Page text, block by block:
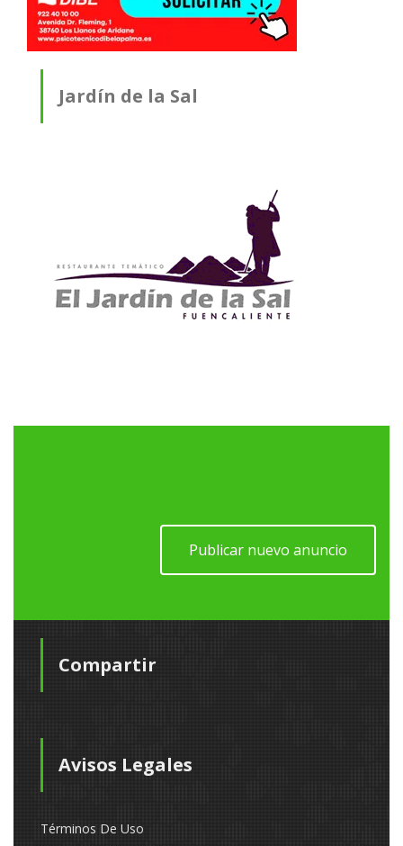
Jardín de la Sal
Publicar nuevo anuncio
Compartir
Avisos Legales
Términos De Uso